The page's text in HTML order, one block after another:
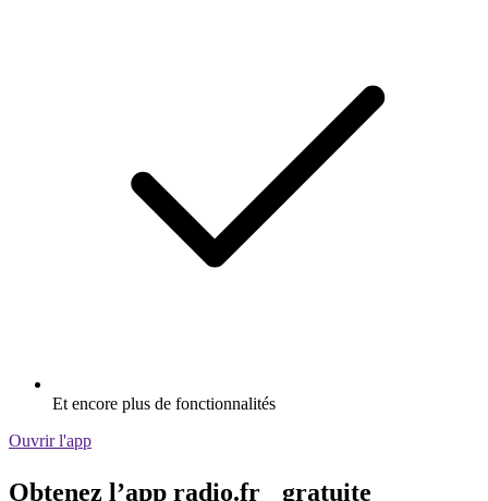
Et encore plus de fonctionnalités
Ouvrir l'app
Obtenez l’app radio.fr gratuite